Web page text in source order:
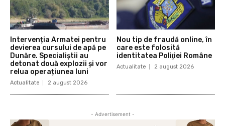
Intervenția Armatei pentru
devierea cursului de apă pe
Dunăre. Specialiștii au
detonat două explozii și vor
relua operațiunea luni
Actualitate 2 august 2026
Nou tip de fraudă online, în
care este folosită
identitatea Poliţiei Române
Actualitate 2 august 2026
- Advertisement -